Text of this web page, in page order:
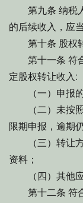
第九条 纳税人
的后续收入，应
第十条 股权转
第十一条 符合
定股权转让收入:
（一）申报的
（二）未按照
限期申报，逾期
（三）转让方
资料；
（四）其他应
第十二条 符合